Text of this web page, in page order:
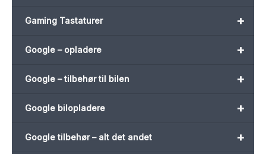
+
Gaming Tastaturer
+
Google – opladere
+
Google – tilbehør til bilen
+
Google bilopladere
+
Google tilbehør – alt det andet